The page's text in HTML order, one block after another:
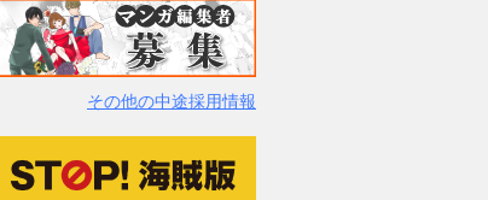
その他の中途採用情報